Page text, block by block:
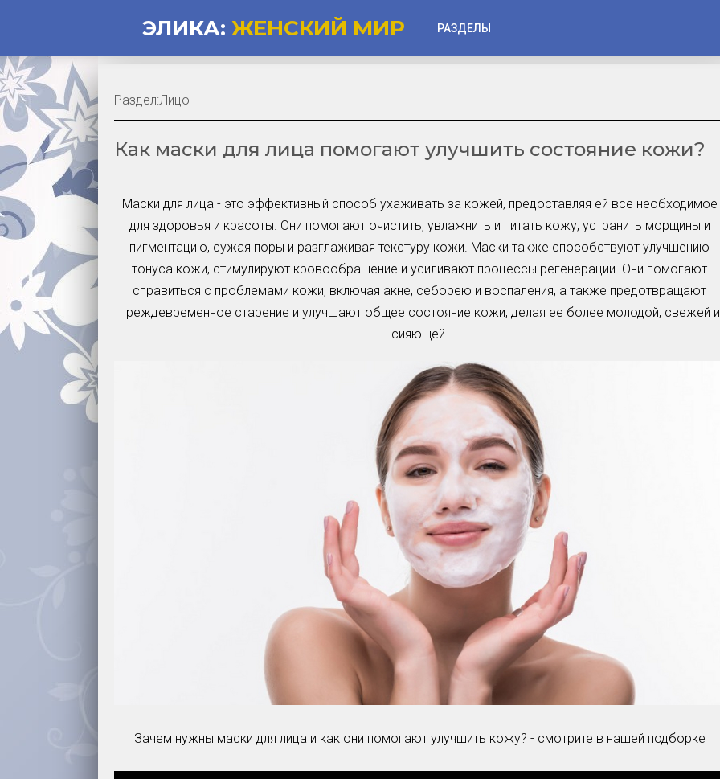
ЭЛИКА: ЖЕНСКИЙ МИР РАЗДЕЛЫ
Губы
Частые вопросы
Советы новичкам
Шоу-Бизнес и Гламур
Актёры, Певцы, Звёзды
Умная уборка
Секреты стирки
Как маски для лица помогают улучшить состояние кожи?
Маски для лица - это эффективный способ ухаживать за кожей, предоставляя ей все необходимое
для здоровья и красоты. Они помогают очистить, увлажнить и питать кожу, устранить морщины и
пигментацию, сужая поры и разглаживая текстуру кожи. Маски также способствуют улучшению
тонуса кожи, стимулируют кровообращение и усиливают процессы регенерации. Они помогают
справиться с проблемами кожи, включая акне, себорею и воспаления, а также предотвращают
преждевременное старение и улучшают общее состояние кожи, делая ее более молодой, свежей и
сияющей.
Зачем нужны маски для лица и как они помогают улучшить кожу? - смотрите в нашей подборке
Раздел:Лицо